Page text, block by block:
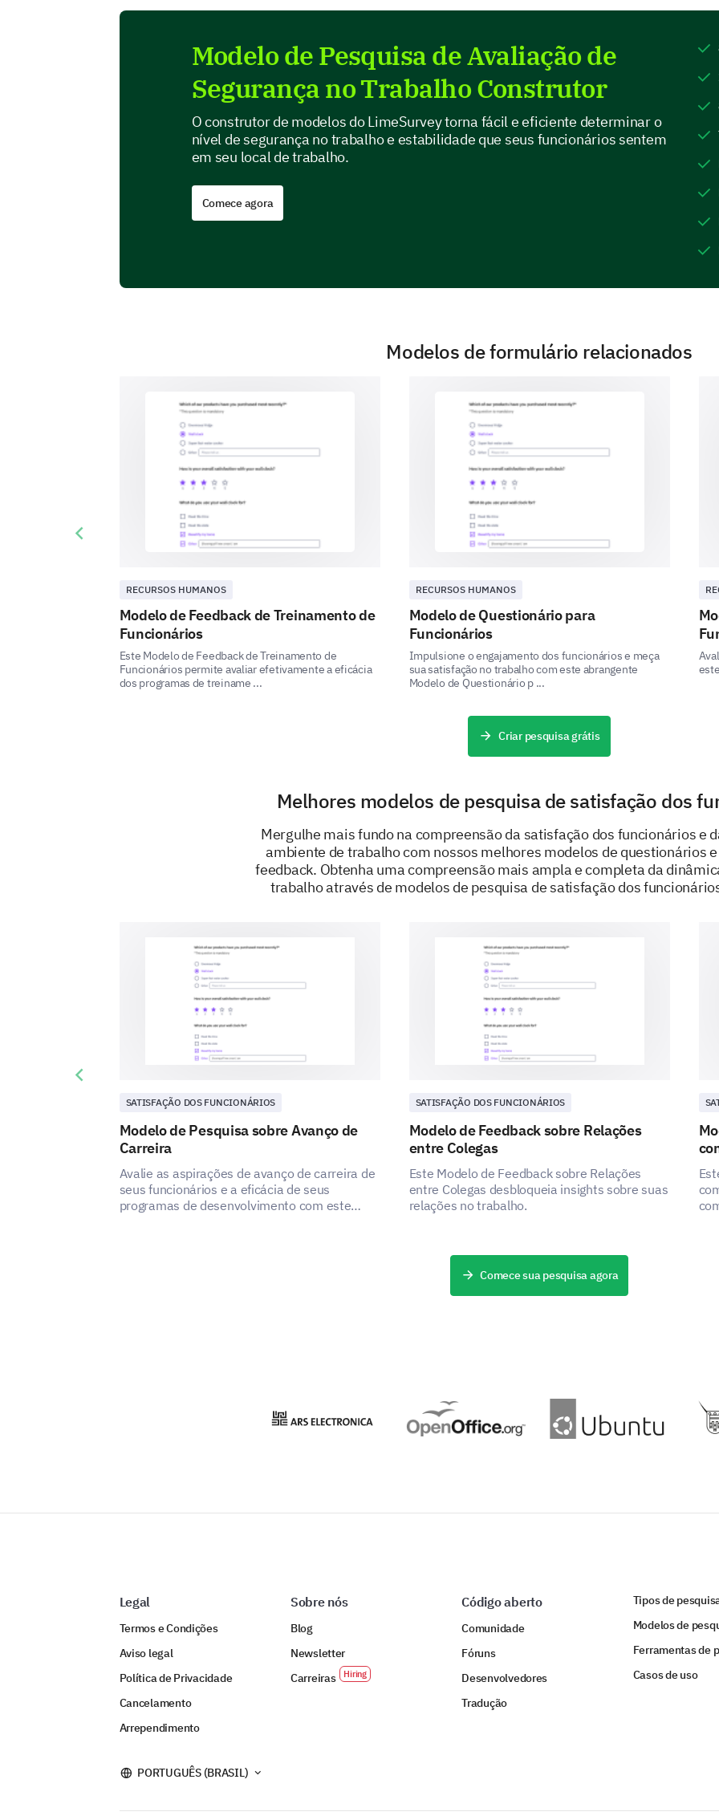
Which factor(s), if any, contribute to your
Your Future Expectations and Outlook
our organization.
Over the next year, based on your current
following aspects of your job to increase,
Job satisfaction levels
Career growth opportunities.
Please indicate yes, no or uncertain to the
I would recommend this organization as a
I believe my job role is essential to the
DESENVOLVIDO POR
Modelo de Pesquisa de Avaliação de
Segurança no Trabalho Construtor
O construtor de modelos do LimeSurvey torna fácil e eficiente determinar o
nível de segurança no trabalho e estabilidade que seus funcionários sentem
em seu local de trabalho.
Comece agora
Modelos de formulário relacionados
RECURSOS HUMANOS
Modelo de Feedback de Treinamento de
Funcionários
Este Modelo de Feedback de Treinamento de
Funcionários permite avaliar efetivamente a eficácia
dos programas de treiname ...
RECURSOS HUMANOS
Modelo de Questionário para
Funcionários
Impulsione o engajamento dos funcionários e meça
sua satisfação no trabalho com este abrangente
Modelo de Questionário p ...
Previous slide
Criar pesquisa grátis
Melhores modelos de pesquisa de satisfação dos
Mergulhe mais fundo na compreensão da satisfação dos funcionários e
ambiente de trabalho com nossos melhores modelos de questionários
feedback. Obtenha uma compreensão mais ampla e completa da
trabalho através de modelos de pesquisa de satisfação dos
SATISFAÇÃO DOS FUNCIONÁRIOS
Modelo de Pesquisa sobre Avanço de
Carreira
Avalie as aspirações de avanço de carreira de
seus funcionários e a eficácia de seus
programas de desenvolvimento com este
SATISFAÇÃO DOS FUNCIONÁRIOS
Modelo de Feedback sobre Relações
entre Colegas
Este Modelo de Feedback sobre Relações
entre Colegas desbloqueia insights sobre suas
relações no trabalho.
Previous slide
Comece sua pesquisa agora
Legal
Termos e Condições
Aviso legal
Política de Privacidade
Cancelamento
Arrependimento
Sobre nós
Blog
Newsletter
Carreiras
Código aberto
Comunidade
Fóruns
Desenvolvedores
Tradução
Tipos de
Modelos de
Ferramentas de
Casos de uso
PORTUGUÊS (BRASIL)